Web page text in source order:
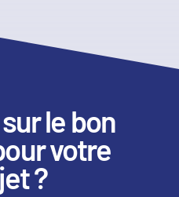
le bon
votre
?